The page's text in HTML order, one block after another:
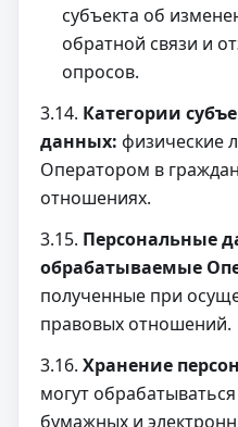
субъекта об
обратной связи и
опросов.
3.14. Категории
данных: физические
Оператором в
отношениях.
3.15. Персональные
обрабатываемые
полученные при
правовых отношений.
3.16. Хранение
могут
бумажных и